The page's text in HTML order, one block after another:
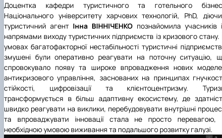
Доцентка кафедри туристичного та готельного
Національного університету харчових технологій, PhD,
туристичний агент Інна ВІННІЧЕНКО познайомила учасників
напрямами виходу туристичних підприємств із кризового стану.
умовах багатофакторної нестабільності туристичні
змушені були оперативно реагувати на поточну ситуацію,
спровокувало появу та широке впровадження нових
антикризового управління, заснованих на принципах
стійкості, цифровізації та клієнтоцентризму.
трансформується в більш адаптивну екосистему, де
швидко реагувати на виклики, перебудовувати внутрішні
та впроваджувати інновації стала не просто перевагою,
необхідною умовою виживання та подальшого розвитку галузі.